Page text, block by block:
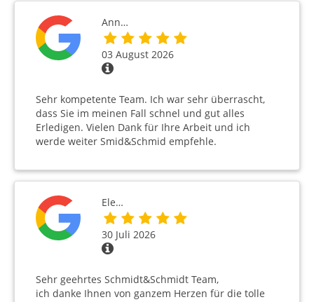
Ann…
03 August 2026
Sehr kompetente Team. Ich war sehr überrascht,
dass Sie im meinen Fall schnel und gut alles
Erledigen. Vielen Dank für Ihre Arbeit und ich
werde weiter Smid&Schmid empfehle.
Ele…
30 Juli 2026
Sehr geehrtes Schmidt&Schmidt Team,
ich danke Ihnen von ganzem Herzen für die tolle